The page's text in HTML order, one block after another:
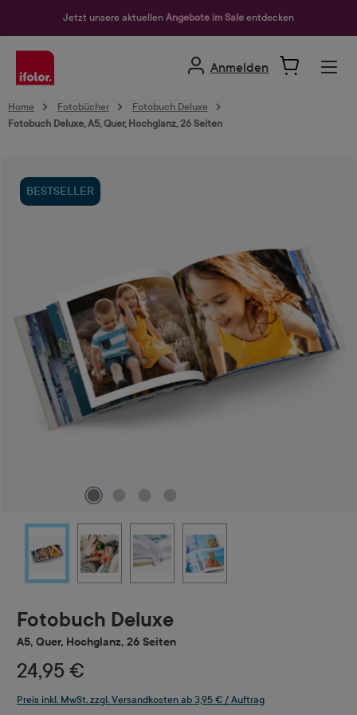
Jetzt unsere aktuellen Angebote im Sale entdecken
Anmelden
Home Fotobücher
Fotobuch Deluxe
Fotobuch Deluxe, A5, Quer, Hochglanz, 26 Seiten
BESTSELLER
Fotobuch Deluxe
A5, Quer, Hochglanz, 26 Seiten
24,95 €
Preis inkl. MwSt. zzgl. Versandkosten ab 3,95 € / Auftrag